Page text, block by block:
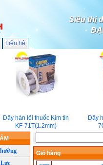
Siêu thị
Liên hệ
Dây hàn lõi thuốc Kim tín
KF-71T(1.2mm)
Dây
Giỏ hàng